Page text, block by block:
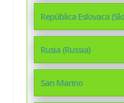
República Eslovaca
Rusia (Russia)
San Marino